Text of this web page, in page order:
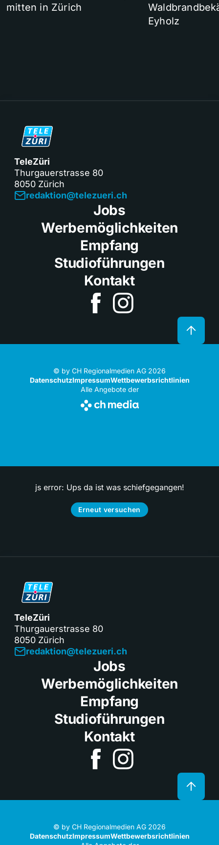
mitten in Zürich
Eyholz
TeleZüri
Thurgauerstrasse 80
8050 Zürich
redaktion@telezueri.ch
Jobs
Werbemöglichkeiten
Empfang
Studioführungen
Kontakt
© by CH Regionalmedien AG 2026
DatenschutzImpressumWettbewerbsrichtlinien
Alle Angebote der
js error: Ups da ist was schiefgegangen!
Erneut versuchen
TeleZüri
Thurgauerstrasse 80
8050 Zürich
redaktion@telezueri.ch
Jobs
Werbemöglichkeiten
Empfang
Studioführungen
Kontakt
© by CH Regionalmedien AG 2026
DatenschutzImpressumWettbewerbsrichtlinien